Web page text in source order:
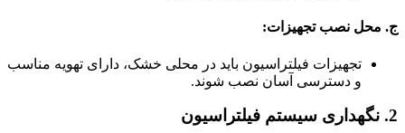
ج. محل نصب تجهیزات:
تجهیزات فیلتراسیون باید در محلی خشک، دارای تهویه مناسب
و دسترسی آسان نصب شوند.
2. نگهداری سیستم فیلتراسیون